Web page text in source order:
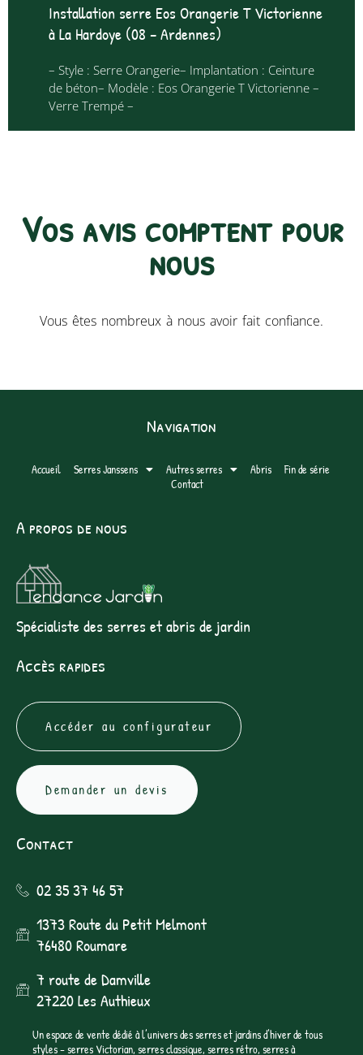
Installation serre Eos Orangerie T Victorienne
à La Hardoye (08 – Ardennes)
– Style : Serre Orangerie– Implantation : Ceinture
de béton– Modèle : Eos Orangerie T Victorienne –
Verre Trempé –
Vos avis comptent pour
nous​
Vous êtes nombreux à nous avoir fait confiance.
Navigation
Accueil Serres Janssens Autres serres Abris
Fin de série
Contact
A propos de nous
Spécialiste des serres et abris de jardin
Accès rapides
Accéder au configurateur
Demander un devis
Contact
02 35 37 46 57
1373 Route du Petit Melmont
76480 Roumare
7 route de Damville
27220 Les Authieux
Un espace de vente dédié à l’univers des serres et jardins d’hiver de tous
styles – serres Victorian, serres classique, serres rétro, serres à